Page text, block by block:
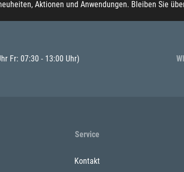
Aktionen und Anwendungen. Bleiben Sie
Fr: 07:30 - 13:00 Uhr)
Service
Kontakt